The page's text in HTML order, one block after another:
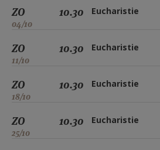
ZO
04/10
10.30 Eucharistie
ZO
11/10
10.30 Eucharistie
ZO
18/10
10.30 Eucharistie
ZO
25/10
10.30 Eucharistie